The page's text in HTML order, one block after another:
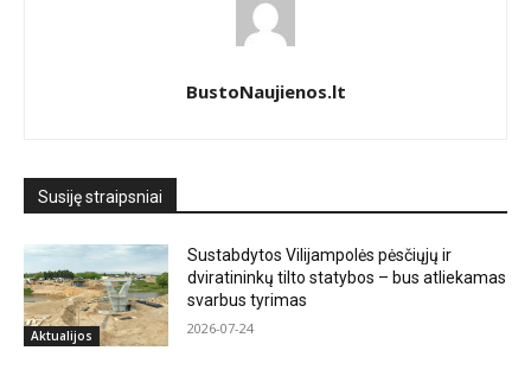
BustoNaujienos.lt
Susiję straipsniai
Aktualijos
Sustabdytos Vilijampolės pėsčiųjų ir
dviratininkų tilto statybos – bus atliekamas
svarbus tyrimas
2026-07-24